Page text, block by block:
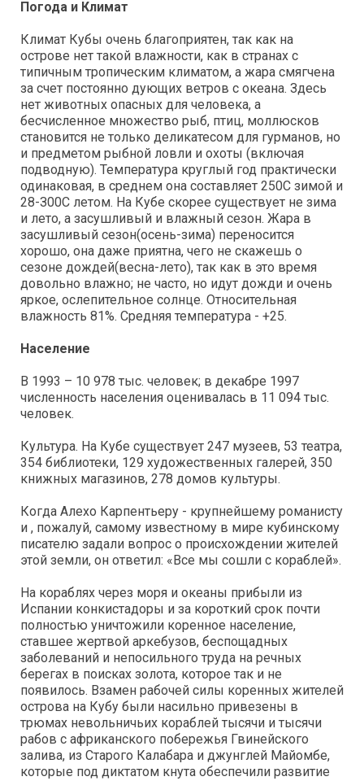
Погода и Климат
Климат Кубы очень благоприятен, так как на
острове нет такой влажности, как в странах с
типичным тропическим климатом, а жара смягчена
за счет постоянно дующих ветров с океана. Здесь
нет животных опасных для человека, а
бесчисленное множество рыб, птиц, моллюсков
становится не только деликатесом для гурманов, но
и предметом рыбной ловли и охоты (включая
подводную). Температура круглый год практически
одинаковая, в среднем она составляет 250С зимой и
28-З00С летом. На Кубе скорее существует не зима
и лето, а засушливый и влажный сезон. Жара в
засушливый сезон(осень-зима) переносится
хорошо, она даже приятна, чего не скажешь о
сезоне дождей(весна-лето), так как в это время
довольно влажно; не часто, но идут дожди и очень
яркое, ослепительное солнце. Относительная
влажность 81%. Средняя температура - +25.
Население
В 1993 – 10 978 тыс. человек; в декабре 1997
численность населения оценивалась в 11 094 тыс.
человек.
Культура. На Кубе существует 247 музеев, 53 театра,
354 библиотеки, 129 художественных галерей, 350
книжных магазинов, 278 домов культуры.
Когда Алехо Карпентьеру - крупнейшему романисту
и , пожалуй, самому известному в мире кубинскому
писателю задали вопрос о происхождении жителей
этой земли, он ответил: «Все мы сошли с кораблей».
На кораблях через моря и океаны прибыли из
Испании конкистадоры и за короткий срок почти
полностью уничтожили коренное население,
ставшее жертвой аркебузов, беспощадных
заболеваний и непосильного труда на речных
берегах в поисках золота, которое так и не
появилось. Взамен рабочей силы коренных жителей
острова на Кубу были насильно привезены в
трюмах невольничьих кораблей тысячи и тысячи
рабов с африканского побережья Гвинейского
залива, из Старого Калабара и джунглей Майомбе,
которые под диктатом кнута обеспечили развитие